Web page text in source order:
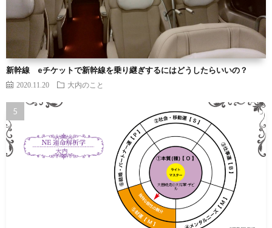
新幹線 eチケットで新幹線を乗り継ぎするにはどうしたらいいの？
2020.11.20 大内のこと